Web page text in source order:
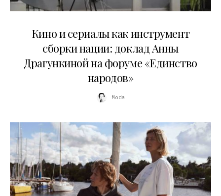
Кино и сериалы как инструмент
сборки нации: доклад Анны
Драгункиной на форуме «Единство
народов»
Moda